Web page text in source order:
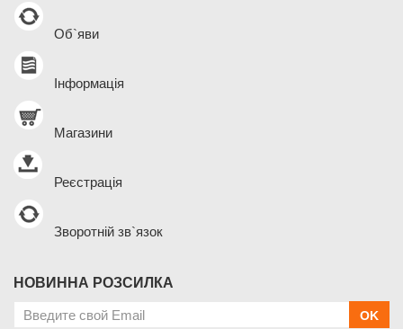
Об`яви
Інформація
Магазини
Реєстрація
Зворотній зв`язок
НОВИННА РОЗСИЛКА
OK